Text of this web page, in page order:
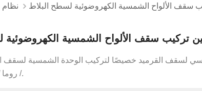
سقف الألواح الشمسية الكهروضوئية لسطح البلاط
تركيب سقف الألواح الشمسية الكهروضوئية
لسقف القرميد خصيصًا لتركيب الوحدة الشمسية لسقف
/ روما / كلاي / المنحني.